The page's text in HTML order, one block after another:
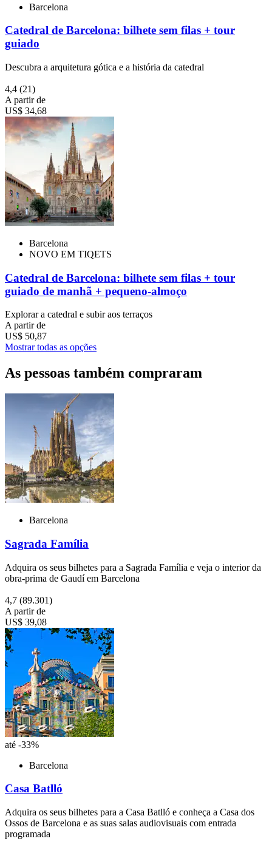
Barcelona
Catedral de Barcelona: bilhete sem filas + tour
guiado
Descubra a arquitetura gótica e a história da catedral
4,4 (21)
A partir de
US$ 34,68
Barcelona
NOVO EM TIQETS
Catedral de Barcelona: bilhete sem filas + tour
guiado de manhã + pequeno-almoço
Explorar a catedral e subir aos terraços
A partir de
US$ 50,87
Mostrar todas as opções
As pessoas também compraram
Barcelona
Sagrada Família
Adquira os seus bilhetes para a Sagrada Família e veja o interior da
obra-prima de Gaudí em Barcelona
4,7 (89.301)
A partir de
US$ 39,08
até -33%
Barcelona
Casa Batlló
Adquira os seus bilhetes para a Casa Batlló e conheça a Casa dos
Ossos de Barcelona e as suas salas audiovisuais com entrada
programada